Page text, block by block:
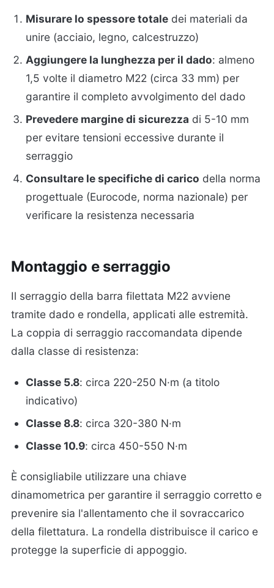
Misurare lo spessore totale dei materiali da
unire (acciaio, legno, calcestruzzo)
Aggiungere la lunghezza per il dado: almeno
1,5 volte il diametro M22 (circa 33 mm) per
garantire il completo avvolgimento del dado
Prevedere margine di sicurezza di 5-10 mm
per evitare tensioni eccessive durante il
serraggio
Consultare le specifiche di carico della norma
progettuale (Eurocode, norma nazionale) per
verificare la resistenza necessaria
Montaggio e serraggio
Il serraggio della barra filettata M22 avviene
tramite dado e rondella, applicati alle estremità.
La coppia di serraggio raccomandata dipende
dalla classe di resistenza:
Classe 5.8: circa 220-250 N·m (a titolo
indicativo)
Classe 8.8: circa 320-380 N·m
Classe 10.9: circa 450-550 N·m
È consigliabile utilizzare una chiave
dinamometrica per garantire il serraggio corretto e
prevenire sia l'allentamento che il sovraccarico
della filettatura. La rondella distribuisce il carico e
protegge la superficie di appoggio.